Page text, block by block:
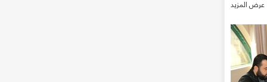
عرض المزيد